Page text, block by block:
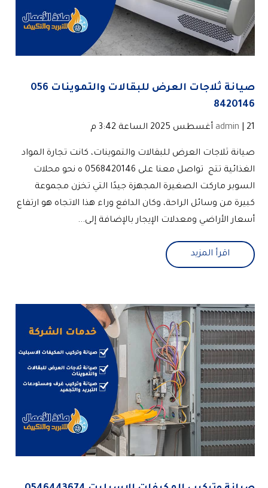
صيانة ثلاجات العرض للبقالات والتموينات ‎056
8420146
admin | 21 أغسطس 2025 الساعة 3:42 م
صيانة ثلاجات العرض للبقالات والتموينات، كانت تجارة المواد
الغذائية تتج تواصل معنا على ‎0568420146 ه نحو محلات
السوبر ماركت الصغيرة المجهزة جيدًا التي تخزن مجموعة
كبيرة من وسائل الراحة، وكان الدافع وراء هذا الاتجاه هو ارتفاع
أسعار الأراضي ومعدلات الإيجار بالإضافة إلى...
اقرأ المزيد